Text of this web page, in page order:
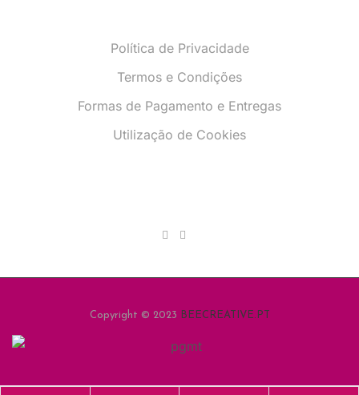
Política de Privacidade
Termos e Condições
Formas de Pagamento e Entregas
Utilização de Cookies
Copyright © 2023 BEECREATIVE.PT